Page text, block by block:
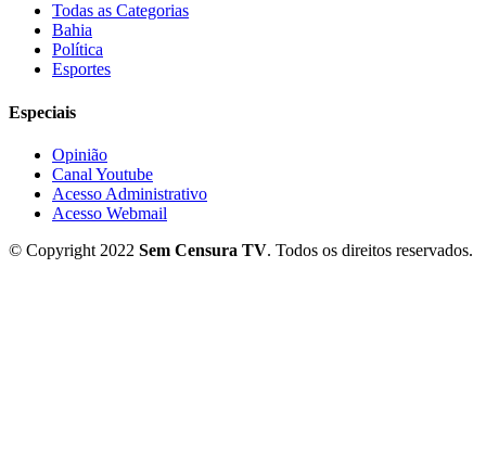
Todas as Categorias
Bahia
Política
Esportes
Especiais
Opinião
Canal Youtube
Acesso Administrativo
Acesso Webmail
© Copyright 2022 Sem Censura TV. Todos os direitos reservados.